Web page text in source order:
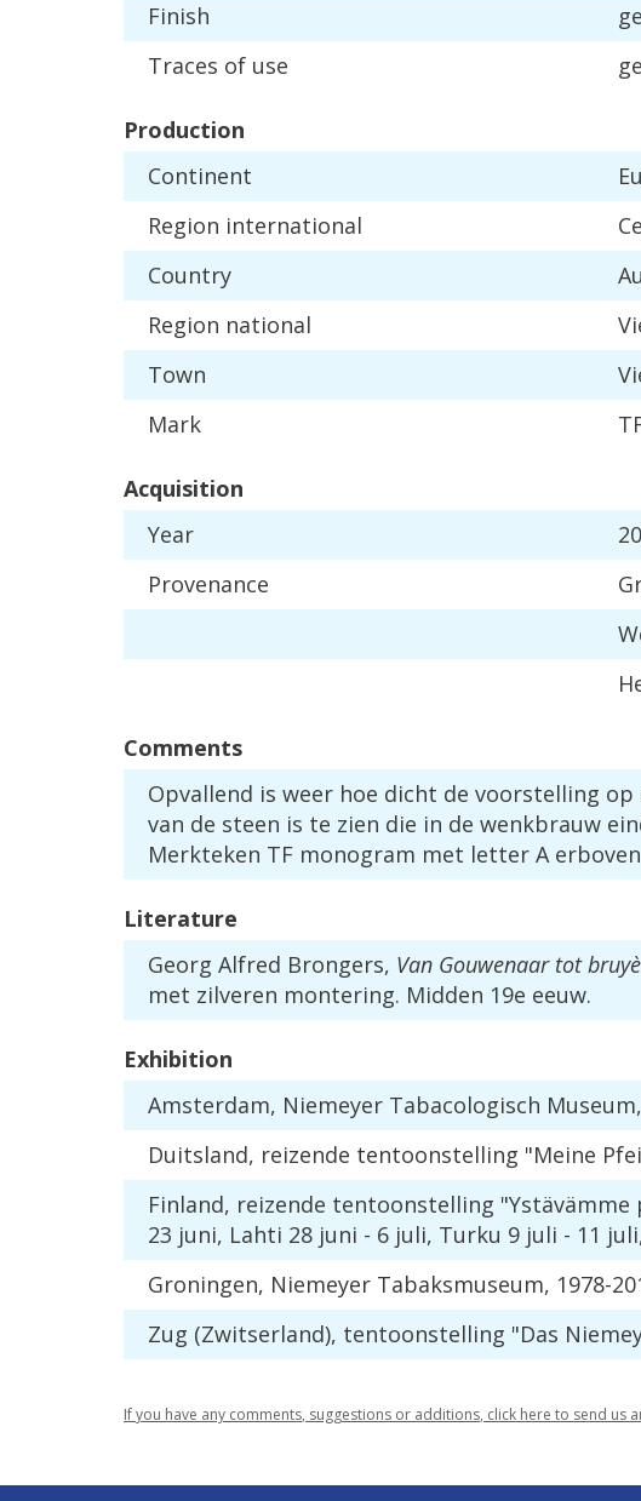
Finish
Traces of use
Production
Continent
Region international
Country
Region national
Town
Mark
Acquisition
Year
Provenance
Comments
Opvallend is weer hoe dicht de voorstelling op
van de steen is te zien die in de wenkbrauw
Merkteken TF monogram met letter A erboven
Literature
Georg Alfred Brongers, Van Gouwenaar tot bruyè
met zilveren montering. Midden 19e eeuw.
Exhibition
Amsterdam, Niemeyer Tabacologisch Museum,
Duitsland, reizende tentoonstelling "Meine
Finland, reizende tentoonstelling "Ystävämme
23 juni, Lahti 28 juni - 6 juli, Turku 9 juli - 11 juli
Groningen, Niemeyer Tabaksmuseum, 1978-
Zug (Zwitserland), tentoonstelling "Das
Ifyou have any comments, suggestions or additions, click here to send us